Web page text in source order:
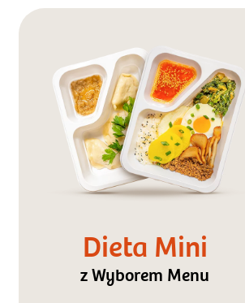
Dieta Mini
z Wyborem Menu